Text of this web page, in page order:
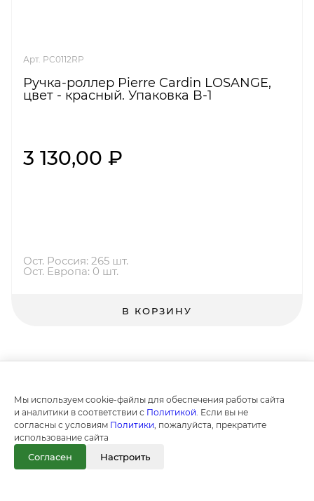
Арт. PC0112RP
Ручка-роллер Pierre Cardin LOSANGE,
цвет - красный. Упаковка B-1
3 130,00 ₽
Ост. Россия: 265 шт.
Ост. Европа: 0 шт.
В КОРЗИНУ
Мы используем cookie-файлы для обеспечения работы сайта
и аналитики в соответствии с Политикой . Если вы не
согласны с условиям Политики , пожалуйста, прекратите
использование сайта
Согласен Настроить